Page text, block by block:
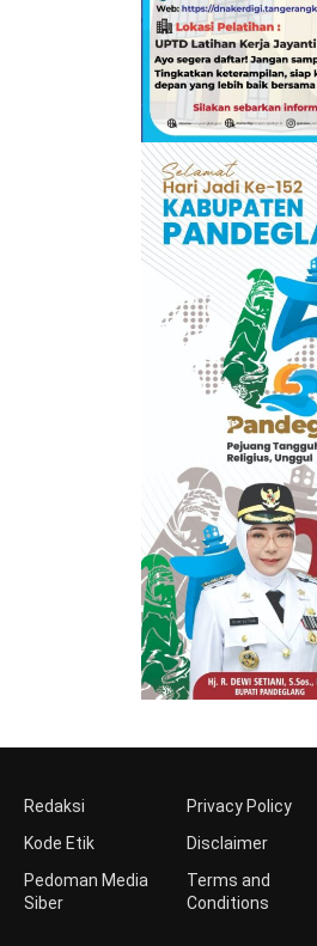
Redaksi
Kode Etik
Pedoman Media
Siber
Privacy Policy
Disclaimer
Terms and
Conditions